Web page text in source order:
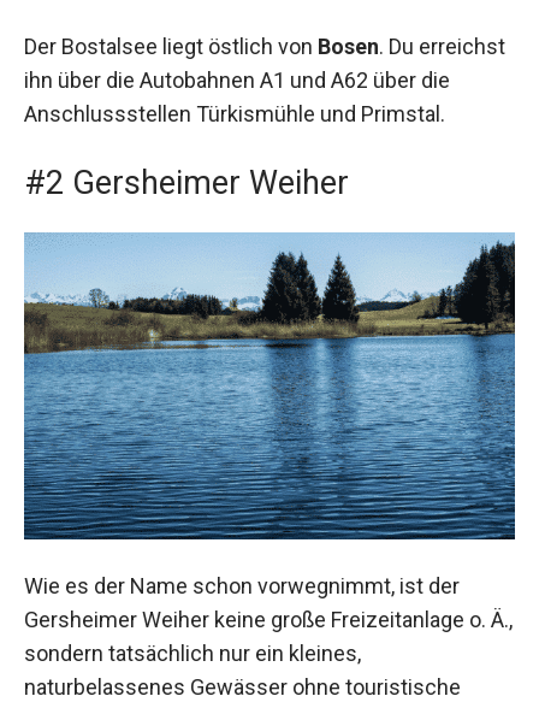
Der Bostalsee liegt östlich von Bosen. Du erreichst
ihn über die Autobahnen A1 und A62 über die
Anschlussstellen Türkismühle und Primstal.
#2 Gersheimer Weiher
Wie es der Name schon vorwegnimmt, ist der
Gersheimer Weiher keine große Freizeitanlage o. Ä.,
sondern tatsächlich nur ein kleines,
naturbelassenes Gewässer ohne touristische